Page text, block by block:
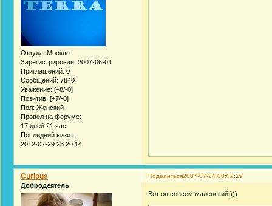
Откуда: Москва
Зарегистрирован: 2007-06-01
Приглашений: 0
Сообщений: 7840
Уважение: [+8/-0]
Позитив: [+7/-0]
Пол: Женский
Провел на форуме:
17 дней 21 час
Последний визит:
2012-02-29 23:20:14
Поделиться2007-07-24 00:02:19
Curious
Добродеятель
Вот он совсем маленький )))